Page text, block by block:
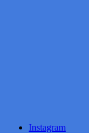
Instagram